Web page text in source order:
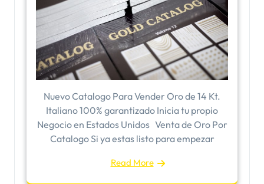
Nuevo Catalogo Para Vender Oro de 14 Kt.
Italiano 100% garantizado Inicia tu propio
Negocio en Estados Unidos Venta de Oro Por
Catalogo Si ya estas listo para empezar
Read More